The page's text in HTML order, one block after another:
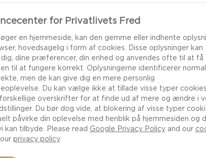
DATE
for Privatlivets Fred
en hjemmeside, kan den gemme eller indhente
hovedsagelig i form af cookies. Disse oplysninger kan
dig, dine præferencer, din enhed og anvendes ofte til at få
til at fungere korrekt. Oplysningerne identificerer
men de kan give dig en mere personlig
Du kan vælge ikke at tillade visse typer
overskrifter for at finde ud af mere og ændre i
Du bør dog vide, at blokering af visse typer
påvirke din oplevelse med henblik på hjemmesiden og
kan tilbyde. Please read Google Privacy Policyand our
privacy policy